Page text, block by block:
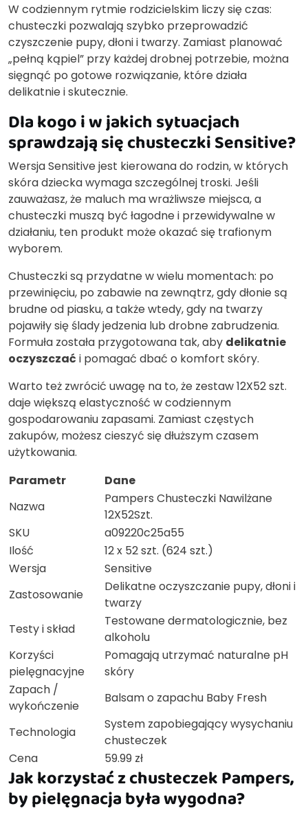
W codziennym rytmie rodzicielskim liczy się czas:
chusteczki pozwalają szybko przeprowadzić
czyszczenie pupy, dłoni i twarzy. Zamiast planować
„pełną kąpiel” przy każdej drobnej potrzebie, można
sięgnąć po gotowe rozwiązanie, które działa
delikatnie i skutecznie.
Dla kogo i w jakich sytuacjach
sprawdzają się chusteczki Sensitive?
Wersja Sensitive jest kierowana do rodzin, w których
skóra dziecka wymaga szczególnej troski. Jeśli
zauważasz, że maluch ma wrażliwsze miejsca, a
chusteczki muszą być łagodne i przewidywalne w
działaniu, ten produkt może okazać się trafionym
wyborem.
Chusteczki są przydatne w wielu momentach: po
przewinięciu, po zabawie na zewnątrz, gdy dłonie są
brudne od piasku, a także wtedy, gdy na twarzy
pojawiły się ślady jedzenia lub drobne zabrudzenia.
Formuła została przygotowana tak, aby delikatnie
oczyszczać i pomagać dbać o komfort skóry.
Warto też zwrócić uwagę na to, że zestaw 12X52 szt.
daje większą elastyczność w codziennym
gospodarowaniu zapasami. Zamiast częstych
zakupów, możesz cieszyć się dłuższym czasem
użytkowania.
Parametr
Dane
Nazwa
Pampers Chusteczki Nawilżane
12X52Szt.
SKU
a09220c25a55
Ilość
12 x 52 szt. (624 szt.)
Wersja
Sensitive
Zastosowanie
Delikatne oczyszczanie pupy, dłoni i
twarzy
Testy i skład
Testowane dermatologicznie, bez
alkoholu
Korzyści
pielęgnacyjne
Pomagają utrzymać naturalne pH
skóry
Zapach /
wykończenie
Balsam o zapachu Baby Fresh
Technologia
System zapobiegający wysychaniu
chusteczek
Cena
59.99 zł
Jak korzystać z chusteczek Pampers,
by pielęgnacja była wygodna?